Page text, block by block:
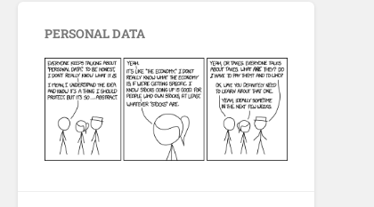
PERSONAL DATA